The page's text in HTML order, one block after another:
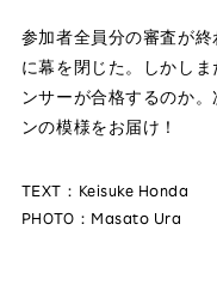
参加者全員分の審査が
に幕を閉じた。しかし
ンサーが合格するのか
ンの模様をお届け！
TEXT：Keisuke Honda
PHOTO：Masato Ura